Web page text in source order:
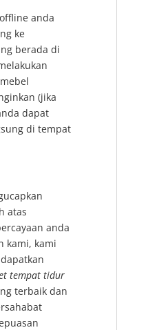
anda
ke
berada di
mebel
(jika
dapat
di tempat
atas
anda
kami, kami
tempat tidur
terbaik dan